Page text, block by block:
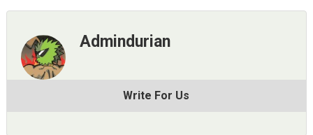
Admindurian
Write For Us